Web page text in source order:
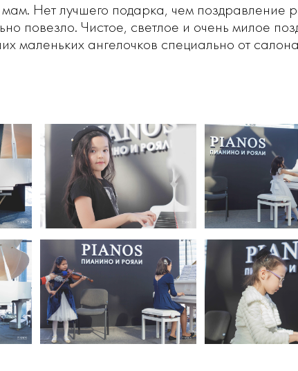
Нет лучшего подарка, чем поздравление
повезло. Чистое, светлое и очень милое
маленьких ангелочков специально от